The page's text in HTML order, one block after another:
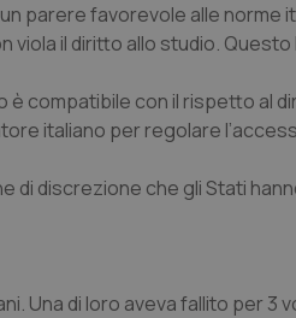
parere favorevole alle norme
il diritto allo studio.
è compatibile con il rispetto al
italiano per regolare
di discrezione che gli Stati
Una di loro aveva fallito per 3